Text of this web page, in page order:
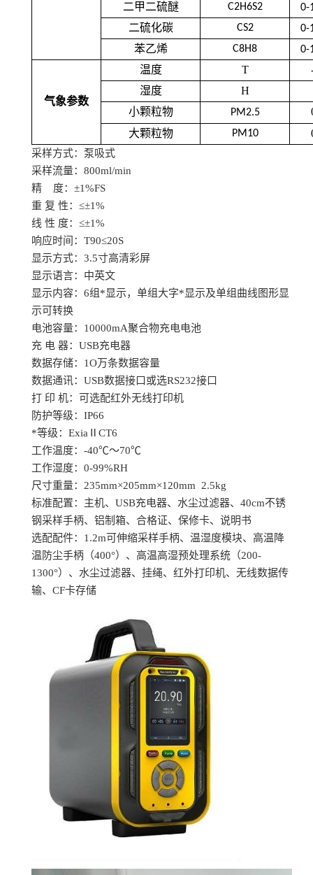
二甲二硫醚 C2H6S2 0-
二硫化碳 CS2 0-
苯乙烯 C8H8 0-
气象参数
温度 T
湿度
H
小颗粒物
PM2.5
大颗粒物
PM10
采样方式：泵吸式
采样流量： 800ml/min
精 度：±1%FS
重 复 性： ≤±1%
线 性 度： ≤±1%
响应时间： T90≤20S
显示方式： 3.5寸高清彩屏
显示语言：中英文
显示内容： 6组*显示，单组大字*显示及单组曲线图形显
示可转换
电池容量： 10000mA聚合物充电电池
充 电 器： USB充电器
数据存储： 1O万条数据容量
数据通讯： USB数据接口或选RS232接口
打 印 机：可选配红外无线打印机
防护等级： IP66
*等级： ExiaⅡCT6
工作温度： -40℃～70℃
工作湿度： 0-99%RH
尺寸重量： 235mm×205mm×120mm 2.5kg
标准配置：主机、 USB充电器、水尘过滤器、40cm不锈
钢采样手柄、铝制箱、合格证、保修卡、说明书
选配配件： 1.2m可伸缩采样手柄、温湿度模块、高温降
温防尘手柄（400°）、高温高湿预处理系统（200-
1300°）、水尘过滤器、挂绳、红外打印机、无线数据传
输、CF卡存储